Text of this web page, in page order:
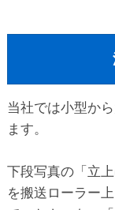
当社では小型か
ます。
下段写真の「立
を搬送ローラー